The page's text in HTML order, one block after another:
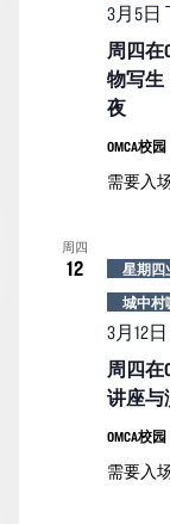
周四在
物写生
夜
3月5日
OMCA校园
需要入
周四
12
周四在
讲座与
3月12
星期四
城中村
OMCA校园
需要入